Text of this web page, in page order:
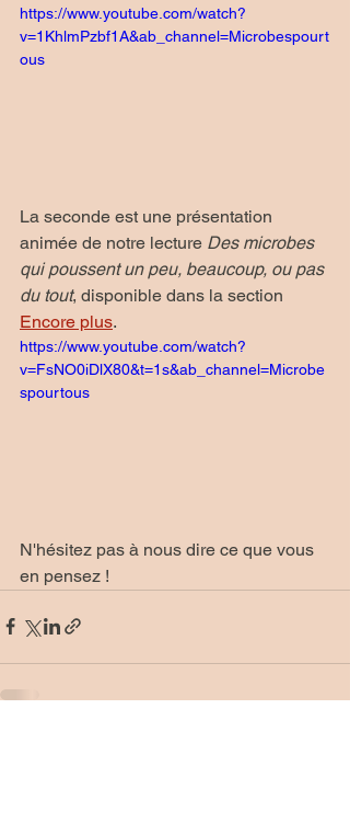
https://www.youtube.com/watch?
v=1KhlmPzbf1A&ab_channel=Microbespourt
ous
La seconde est une présentation
animée de notre lecture Des microbes
qui poussent un peu, beaucoup, ou pas
du tout, disponible dans la section
Encore plus.
https://www.youtube.com/watch?
v=FsNO0iDlX80&t=1s&ab_channel=Microbe
spourtous
N'hésitez pas à nous dire ce que vous
en pensez !